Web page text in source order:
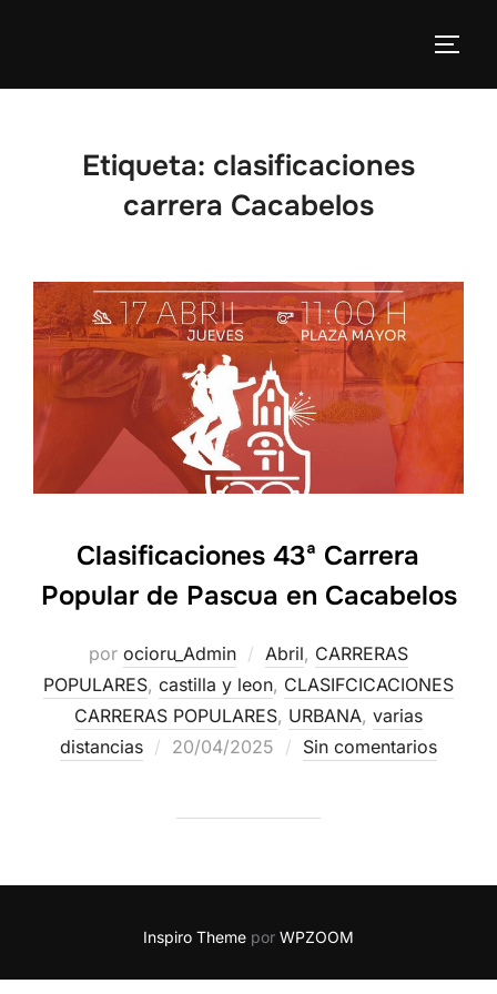
Etiqueta: clasificaciones
carrera Cacabelos
Clasificaciones 43ª Carrera
Popular de Pascua en Cacabelos
por ocioru_Admin Abril, CARRERAS
POPULARES, castilla y leon, CLASIFCICACIONES
CARRERAS POPULARES, URBANA, varias
distancias
20/04/2025 Sin comentarios
Inspiro Theme por WPZOOM